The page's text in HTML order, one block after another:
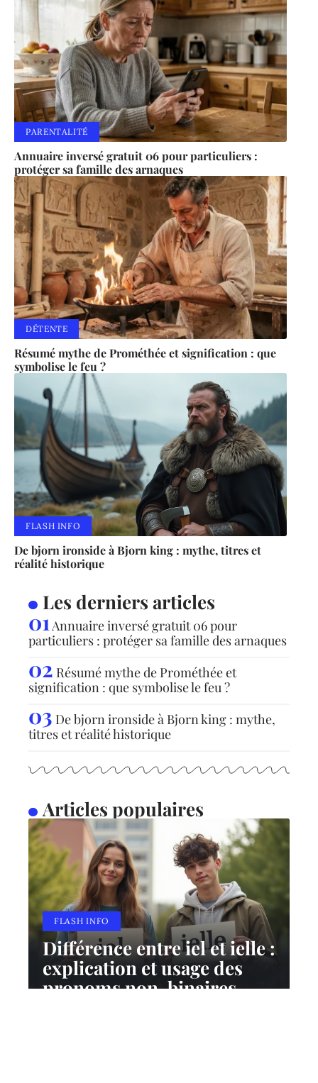
PARENTALITÉ
Annuaire inversé gratuit 06 pour particuliers :
protéger sa famille des arnaques
DÉTENTE
Résumé mythe de Prométhée et signification : que
symbolise le feu ?
FLASH INFO
De bjorn ironside à Bjorn king : mythe, titres et
réalité historique
Les derniers articles
Annuaire inversé gratuit 06 pour
particuliers : protéger sa famille des arnaques
Résumé mythe de Prométhée et
signification : que symbolise le feu ?
De bjorn ironside à Bjorn king : mythe,
titres et réalité historique
Articles populaires
FLASH INFO
Différence entre iel et ielle :
explication et usage des
pronoms non-binaires